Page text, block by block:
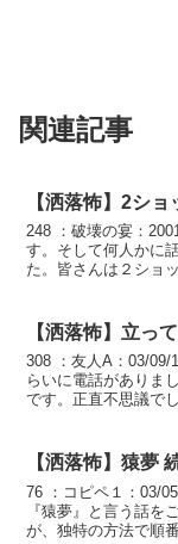
関連記事
【洒落怖】2ショ
248 ：破壊の宴：
す。そして何人かに
た。皆さんは２ショ
【洒落怖】立っ
308 ：友人A：03/09/
らいに電話がありま
です。正直不思議で
【洒落怖】猿夢
76 ：コピペ１：03/
『猿夢』と言う話を
が、独特の方法で順